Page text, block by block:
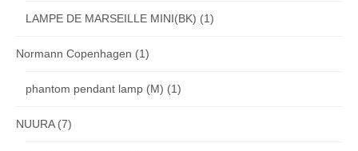
LAMPE DE MARSEILLE MINI(BK) (1)
Normann Copenhagen (1)
phantom pendant lamp (M) (1)
NUURA(7)